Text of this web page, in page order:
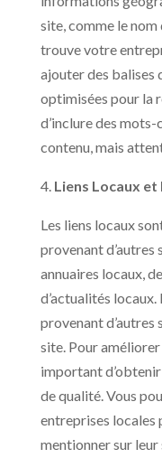
site, comme le
trouve votre
ajouter des balises
optimisées pour la
d’inclure des
contenu, mais
4. Liens Locaux et
Les liens locaux
provenant d’autres
annuaires locaux,
d’actualités
provenant
site. Pour
important
de qualité. Vous
entreprises locales
mentionner sur